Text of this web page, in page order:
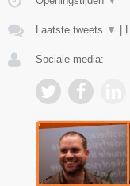
Laatste tweets ▼
Sociale media: